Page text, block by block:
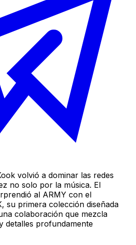
volvió a dominar las redes
no solo por la música. El
al ARMY con el
su primera colección diseñada
colaboración que mezcla
detalles profundamente